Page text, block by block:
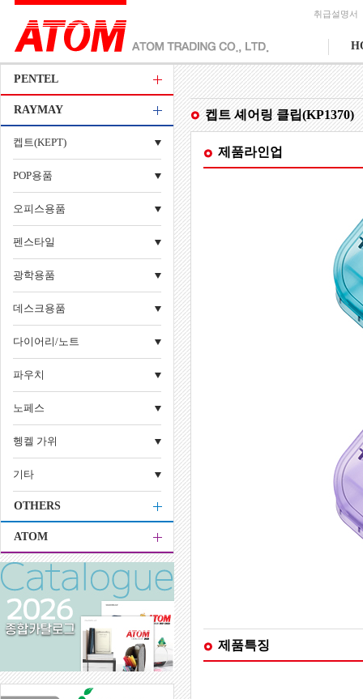
취급설명서
PENTEL
RAYMAY
켑트(KEPT)
POP용품
오피스용품
펜스타일
광학용품
데스크용품
다이어리/노트
파우치
노페스
헹켈 가위
기타
OTHERS
ATOM
켑트 셰어링 클립(KP1370)
제품라인업
제품특징